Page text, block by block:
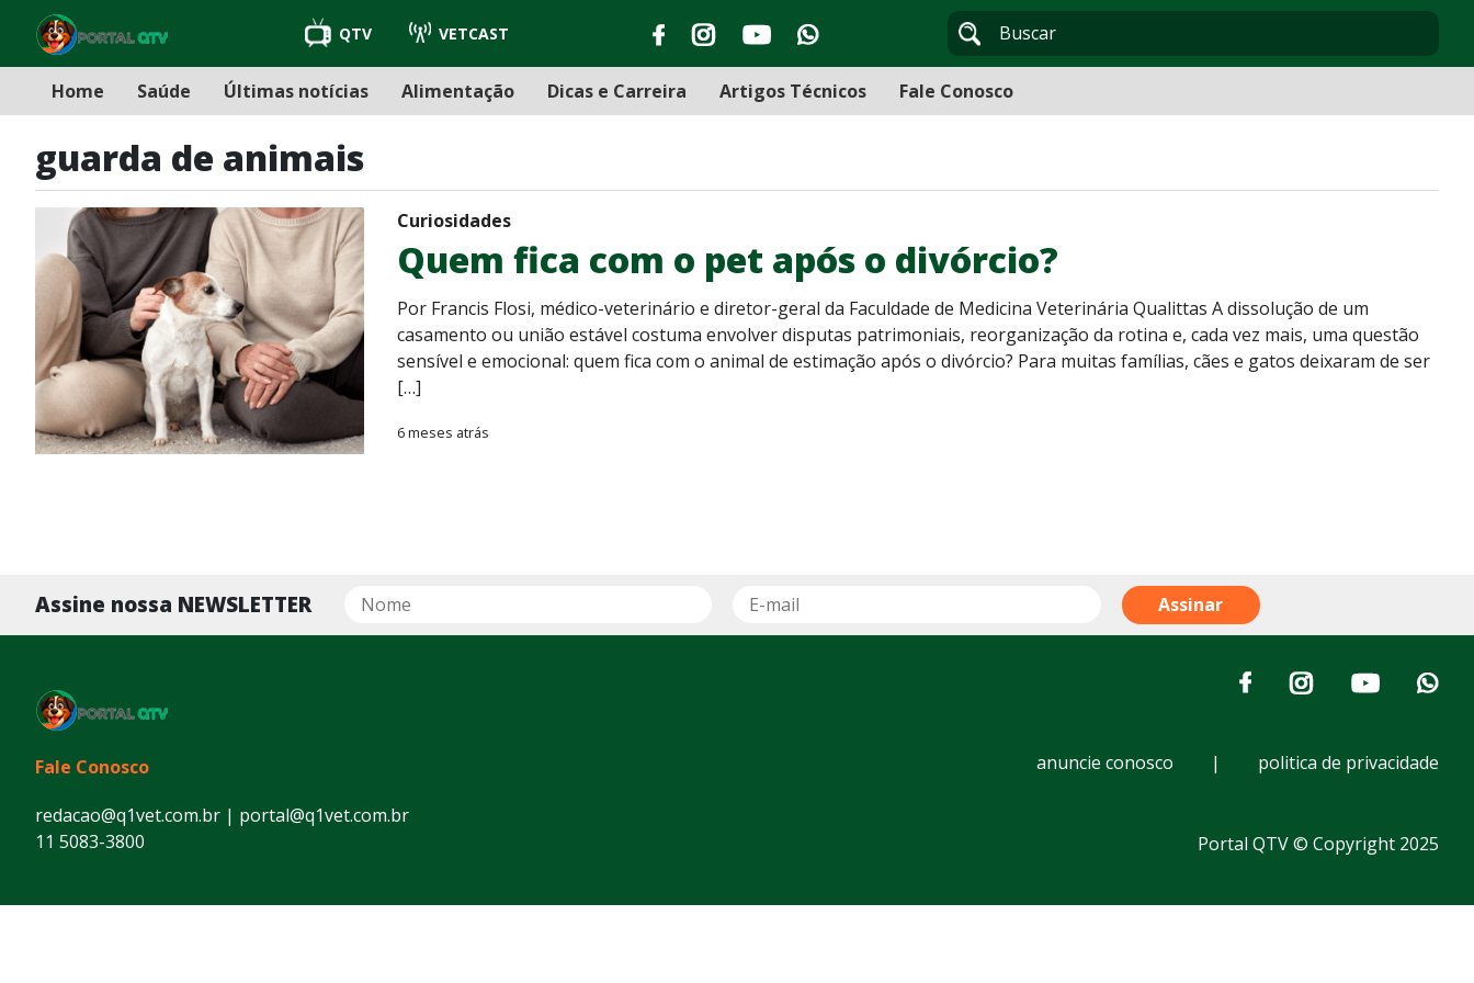
QTV VETCAST
Home Saúde Últimas notícias Alimentação Dicas e Carreira Artigos Técnicos Fale Conosco
guarda de animais
Curiosidades
Quem fica com o pet após o divórcio?
Por Francis Flosi, médico-veterinário e diretor-geral da Faculdade de Medicina Veterinária Qualittas A dissolução de um
casamento ou união estável costuma envolver disputas patrimoniais, reorganização da rotina e, cada vez mais, uma questão
sensível e emocional: quem fica com o animal de estimação após o divórcio? Para muitas famílias, cães e gatos deixaram de ser
[…]
6 meses atrás
Assine nossa NEWSLETTER
Fale Conosco
redacao@q1vet.com.br | portal@q1vet.com.br
11 5083-3800
anuncie conosco | politica de privacidade
Portal QTV © Copyright 2025